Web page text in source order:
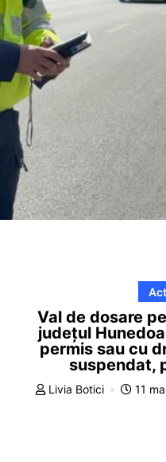
Val de dosare
județul
permis sau cu
suspendat,
Livia Botici 11